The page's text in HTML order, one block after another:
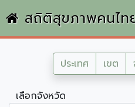
สถิติสุขภาพคนไท
ประเทศ เขต
เลือกจังหวัด